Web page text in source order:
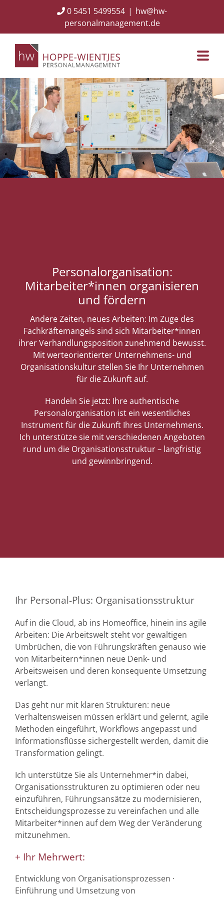
0 5451 5499554 | hw@hw-
personalmanagement.de
Personalorganisation:
Mitarbeiter*innen organisieren
und fördern
Andere Zeiten, neues Arbeiten: Im Zuge des
Fachkräftemangels sind sich Mitarbeiter*innen
ihrer Verhandlungsposition zunehmend bewusst.
Mit werteorientierter Unternehmens- und
Organisationskultur stellen Sie Ihr Unternehmen
für die Zukunft auf.
Handeln Sie jetzt: Ihre authentische
Personalorganisation ist ein wesentliches
Instrument für die Zukunft Ihres Unternehmens.
Ich unterstütze sie mit verschiedenen Angeboten
rund um die Organisationsstruktur – langfristig
und gewinnbringend.
Ihr Personal-Plus: Organisationsstruktur
Auf in die Cloud, ab ins Homeoffice, hinein ins agile
Arbeiten: Die Arbeitswelt steht vor gewaltigen
Umbrüchen, die von Führungskräften genauso wie
von Mitarbeitern*innen neue Denk- und
Arbeitsweisen und deren konsequente Umsetzung
verlangt.
Das geht nur mit klaren Strukturen: neue
Verhaltensweisen müssen erklärt und gelernt, agile
Methoden eingeführt, Workflows angepasst und
Informationsflüsse sichergestellt werden, damit die
Transformation gelingt.
Ich unterstütze Sie als Unternehmer*in dabei,
Organisationsstrukturen zu optimieren oder neu
einzuführen, Führungsansätze zu modernisieren,
Entscheidungsprozesse zu vereinfachen und alle
Mitarbeiter*innen auf dem Weg der Veränderung
mitzunehmen.
+ Ihr Mehrwert:
Entwicklung von Organisationsprozessen ·
Einführung und Umsetzung von